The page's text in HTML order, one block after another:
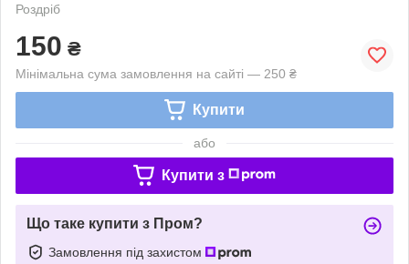
Роздріб
150 ₴
Мінімальна сума замовлення на сайті — 250 ₴
Купити
або
Купити з
Що таке купити з Пром?
Замовлення під захистом